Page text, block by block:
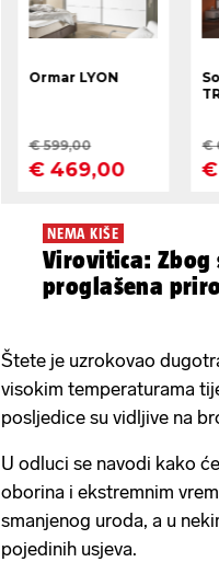
NEMA KIŠE
Virovitica: Zbog
proglašena
Štete je uzrokovao
visokim temperaturama
posljedice su vidljive na
U odluci se navodi kako
oborina i ekstremnim
smanjenog uroda, a u
pojedinih usjeva.